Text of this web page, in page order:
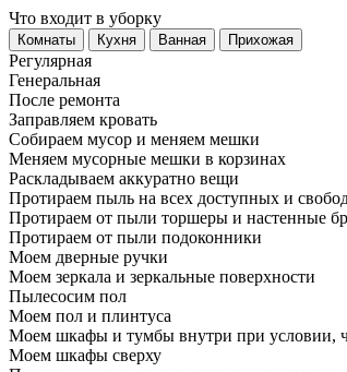
Что входит в уборку
Регу­лярная
Гене­ральная
После ремонта
Заправляем кровать
Собираем мусор и меняем мешки
Меняем мусорные мешки в корзинах
Раскладываем аккуратно вещи
Протираем пыль на всех доступных и
Протираем от пыли торшеры и настенные
Протираем от пыли подоконники
Моем дверные ручки
Моем зеркала и зеркальные поверхности
Пылесосим пол
Моем пол и плинтуса
Моем шкафы и тумбы внутри при условии,
Моем шкафы сверху